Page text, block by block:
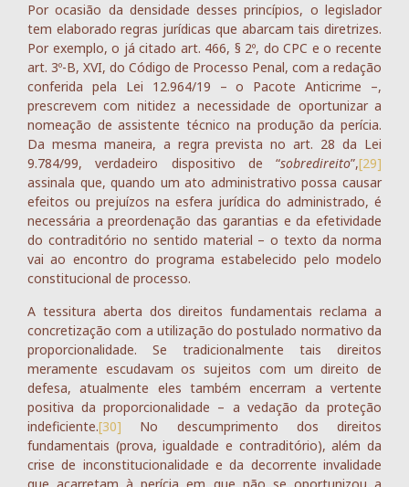
Por ocasião da densidade desses princípios, o legislador
tem elaborado regras jurídicas que abarcam tais diretrizes.
Por exemplo, o já citado art. 466, § 2º, do CPC e o recente
art. 3º-B, XVI, do Código de Processo Penal, com a redação
conferida pela Lei 12.964/19 – o Pacote Anticrime –,
prescrevem com nitidez a necessidade de oportunizar a
nomeação de assistente técnico na produção da perícia.
Da mesma maneira, a regra prevista no art. 28 da Lei
9.784/99, verdadeiro dispositivo de “sobredireito”,[29]
assinala que, quando um ato administrativo possa causar
efeitos ou prejuízos na esfera jurídica do administrado, é
necessária a preordenação das garantias e da efetividade
do contraditório no sentido material – o texto da norma
vai ao encontro do programa estabelecido pelo modelo
constitucional de processo.
A tessitura aberta dos direitos fundamentais reclama a
concretização com a utilização do postulado normativo da
proporcionalidade. Se tradicionalmente tais direitos
meramente escudavam os sujeitos com um direito de
defesa, atualmente eles também encerram a vertente
positiva da proporcionalidade – a vedação da proteção
indeficiente.[30] No descumprimento dos direitos
fundamentais (prova, igualdade e contraditório), além da
crise de inconstitucionalidade e da decorrente invalidade